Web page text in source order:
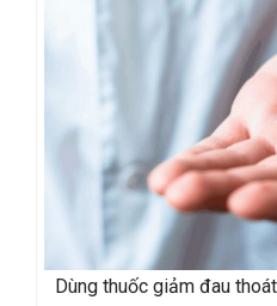
Dùng thuốc giảm đau